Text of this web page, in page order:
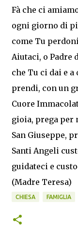
Fà che ci
ogni giorno di
come Tu
Aiutaci, o Padre
che Tu ci dai e
prendi, con un
Cuore
gioia, prega per
San Giuseppe,
Santi Angeli
guidateci e
(Madre Teresa)
CHIESA FAMIGLIA